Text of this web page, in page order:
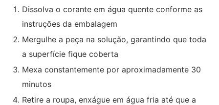
Dissolva o corante em água quente conforme as
instruções da embalagem
Mergulhe a peça na solução, garantindo que toda
a superfície fique coberta
Mexa constantemente por aproximadamente 30
minutos
Retire a roupa, enxágue em água fria até que a